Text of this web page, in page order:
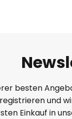
besten
und
Einkauf in